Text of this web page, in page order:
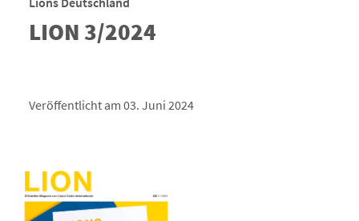
LION 3/2024
Veröffentlicht am 03. Juni 2024